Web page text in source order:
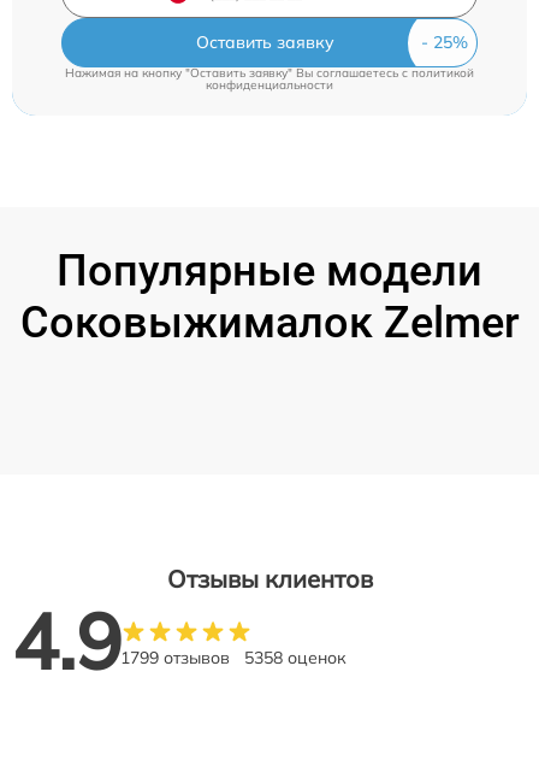
Оставить заявку
Нажимая на кнопку "Оставить заявку" Вы соглашаетесь c политикой
конфиденциальности
Популярные модели
Соковыжималок Zelmer
Отзывы клиентов
4.91799 отзывов 5358 оценок